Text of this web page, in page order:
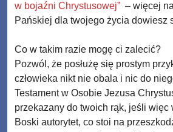
w bojaźni Chrystusowej” – więcej
Pańskiej dla twojego życia dowiesz
Co w takim razie mogę ci zalecić?
Pozwól, że posłużę się prostym
człowieka nikt nie obala i nic do
Testament w Osobie Jezusa
przekazany do twoich rąk, jeśli więc
Boski autorytet, co stoi na